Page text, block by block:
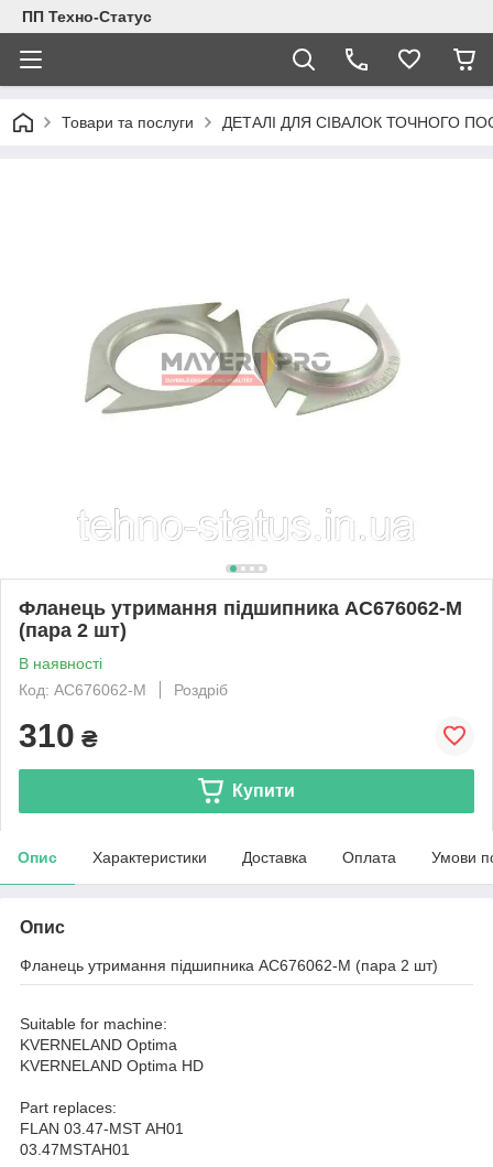
ПП Техно-Статус
Товари та послуги ДЕТАЛІ ДЛЯ СІВАЛОК ТОЧНОГО
Фланець утримання підшипника AC676062-M
(пара 2 шт)
В наявності
Код: AC676062-M
Роздріб
310 ₴
Купити
Опис Характеристики Доставка Оплата Умови
Опис
Фланець утримання підшипника AC676062-M (пара 2 шт)
Suitable for machine:
KVERNELAND Optima
KVERNELAND Optima HD
Part replaces:
FLAN 03.47-MST AH01
03.47MSTAH01